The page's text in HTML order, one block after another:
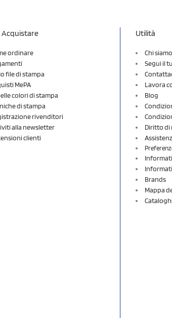
Acquistare
ordinare
file di stampa
MePA
colori di stampa
di stampa
rivenditori
alla newsletter
clienti
Utilità
Chi siamo
Segui il
Lavora
Blog
Diritto di
Brands
Mappa
Cataloghi